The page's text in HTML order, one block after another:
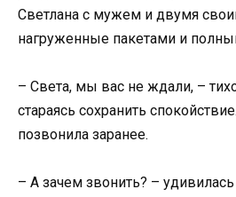
Светлана с мужем и двумя
нагруженные пакетами и
– Света, мы вас не ждали, –
стараясь сохранить
позвонила заранее.
– А зачем звонить? –